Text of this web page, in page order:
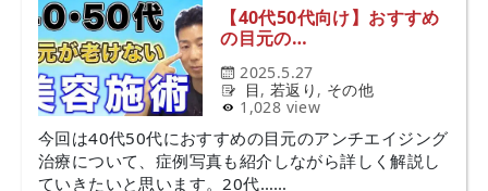
【40代50代向け】おすすめ
の目元の…
2025.5.27
目, 若返り , その他
1,028 view
今回は40代50代におすすめの目元のアンチエイジング
治療について、症例写真も紹介しながら詳しく解説し
ていきたいと思います。20代……